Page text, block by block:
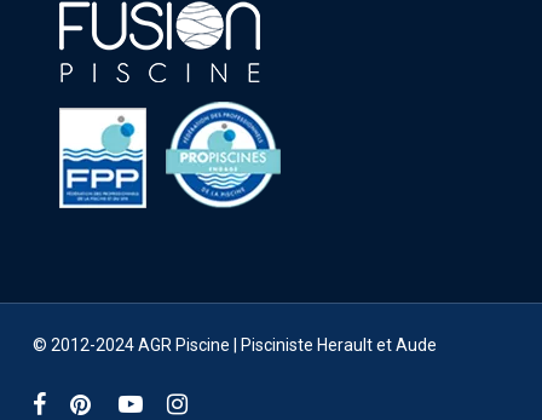
© 2012-2024 AGR Piscine | Pisciniste Herault et Aude
facebookpinterestyoutubeinstagram